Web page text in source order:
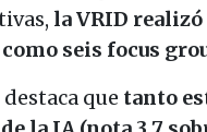
la VRID
seis focus
que tanto